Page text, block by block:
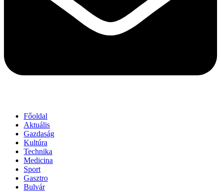
Főoldal
Aktuális
Gazdaság
Kultúra
Technika
Medicina
Sport
Gasztro
Bulvár